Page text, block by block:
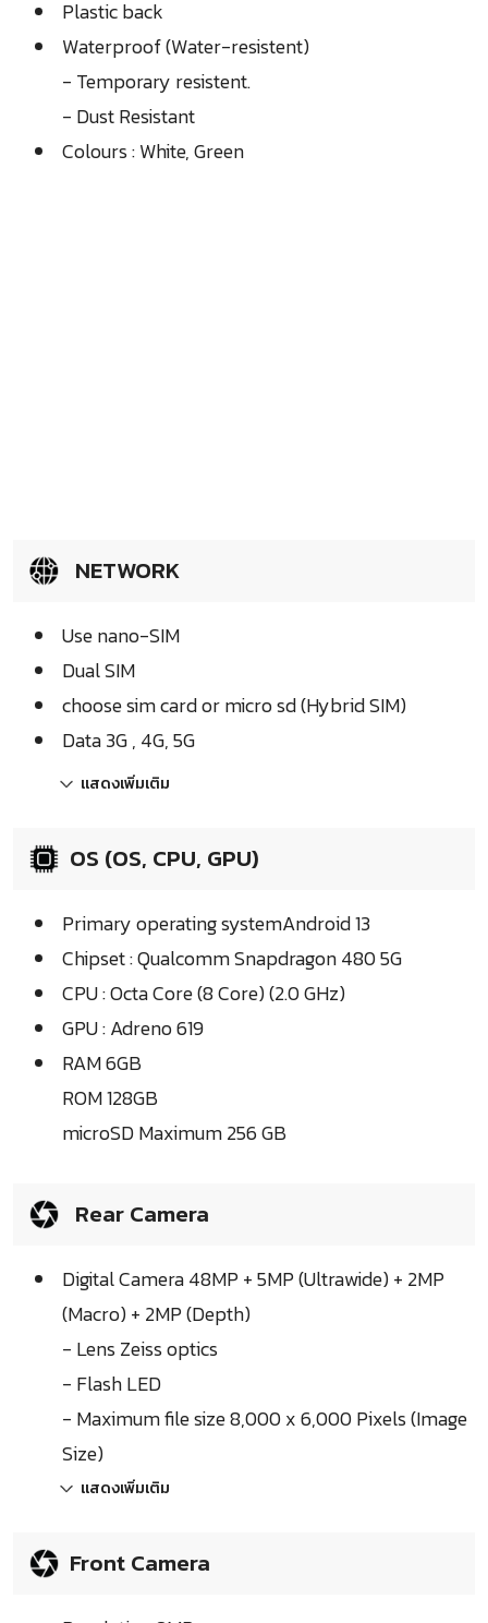
Plastic back
Waterproof (Water-resistent)
- Temporary resistent.
- Dust Resistant
Colours : White, Green
NETWORK
Use nano-SIM
Dual SIM
choose sim card or micro sd (Hybrid SIM)
Data 3G , 4G, 5G
แสดงเพิ่มเติม
OS (OS, CPU, GPU)
Primary operating systemAndroid 13
Chipset : Qualcomm Snapdragon 480 5G
CPU : Octa Core (8 Core) (2.0 GHz)
GPU : Adreno 619
RAM 6GB
ROM 128GB
microSD Maximum 256 GB
Rear Camera
Digital Camera 48MP + 5MP (Ultrawide) + 2MP
(Macro) + 2MP (Depth)
- Lens Zeiss optics
- Flash LED
- Maximum file size 8,000 x 6,000 Pixels (Image
Size)
แสดงเพิ่มเติม
Front Camera